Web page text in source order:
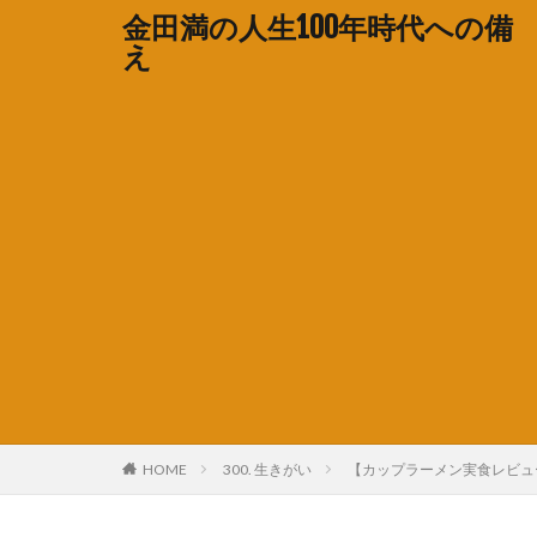
金田満の人生100年時代への備
え
HOME 300. 生きがい 【カップラーメン実食レ